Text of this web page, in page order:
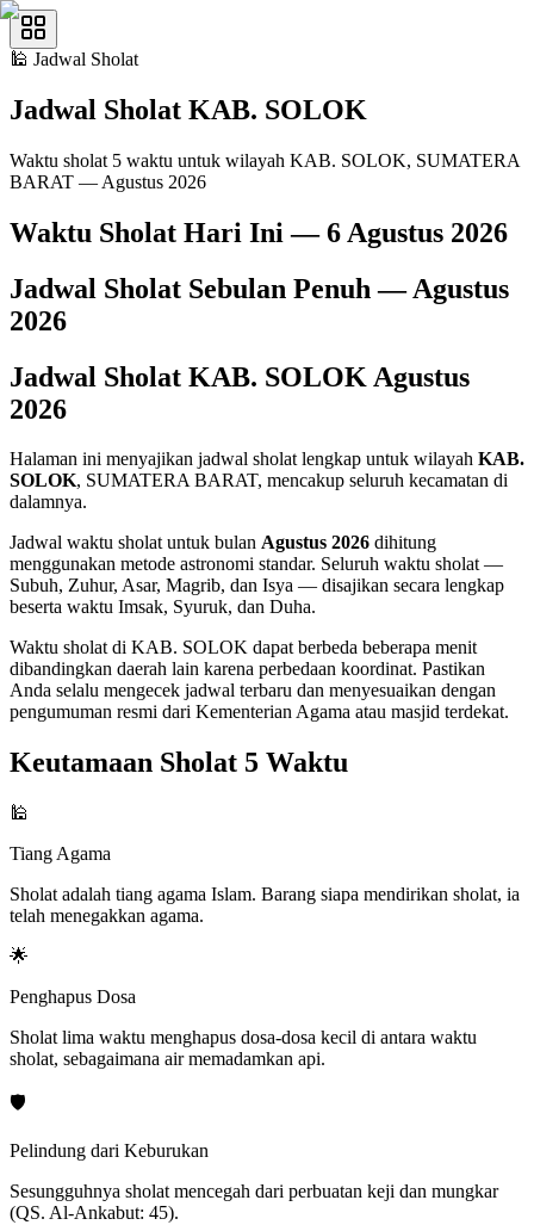
🕌 Jadwal Sholat
Jadwal Sholat KAB. SOLOK
Waktu sholat 5 waktu untuk wilayah KAB. SOLOK, SUMATERA
BARAT — Agustus 2026
Waktu Sholat Hari Ini — 6 Agustus 2026
Jadwal Sholat Sebulan Penuh — Agustus
2026
Jadwal Sholat KAB. SOLOK Agustus
2026
Halaman ini menyajikan jadwal sholat lengkap untuk wilayah KAB.
SOLOK, SUMATERA BARAT, mencakup seluruh kecamatan di
dalamnya.
Jadwal waktu sholat untuk bulan Agustus 2026 dihitung
menggunakan metode astronomi standar. Seluruh waktu sholat —
Subuh, Zuhur, Asar, Magrib, dan Isya — disajikan secara lengkap
beserta waktu Imsak, Syuruk, dan Duha.
Waktu sholat di KAB. SOLOK dapat berbeda beberapa menit
dibandingkan daerah lain karena perbedaan koordinat. Pastikan
Anda selalu mengecek jadwal terbaru dan menyesuaikan dengan
pengumuman resmi dari Kementerian Agama atau masjid terdekat.
Keutamaan Sholat 5 Waktu
🕌
Tiang Agama
Sholat adalah tiang agama Islam. Barang siapa mendirikan sholat, ia
telah menegakkan agama.
🌟
Penghapus Dosa
Sholat lima waktu menghapus dosa-dosa kecil di antara waktu
sholat, sebagaimana air memadamkan api.
🛡️
Pelindung dari Keburukan
Sesungguhnya sholat mencegah dari perbuatan keji dan mungkar
(QS. Al-Ankabut: 45).